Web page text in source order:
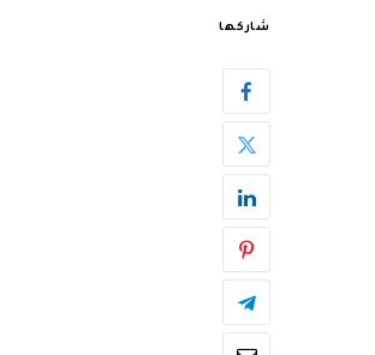
شاركها